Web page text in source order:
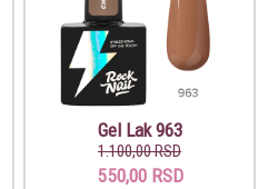
Gel Lak 963
1.100,00 RSD
550,00 RSD